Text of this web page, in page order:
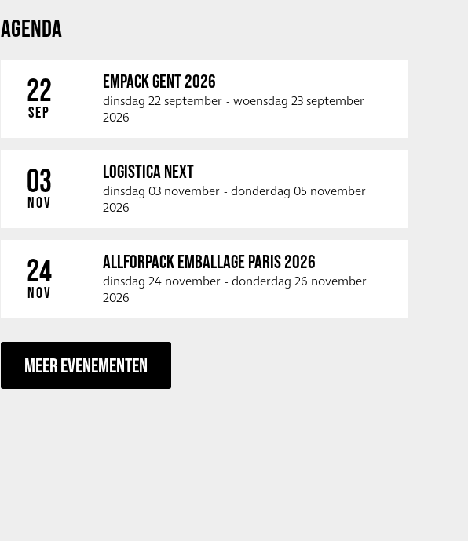
AGENDA
22
SEP
EMPACK GENT 2026
dinsdag 22 september - woensdag 23 september
2026
03
NOV
LOGISTICA NEXT
dinsdag 03 november - donderdag 05 november
2026
24
NOV
ALLFORPACK EMBALLAGE PARIS 2026
dinsdag 24 november - donderdag 26 november
2026
MEER EVENEMENTEN